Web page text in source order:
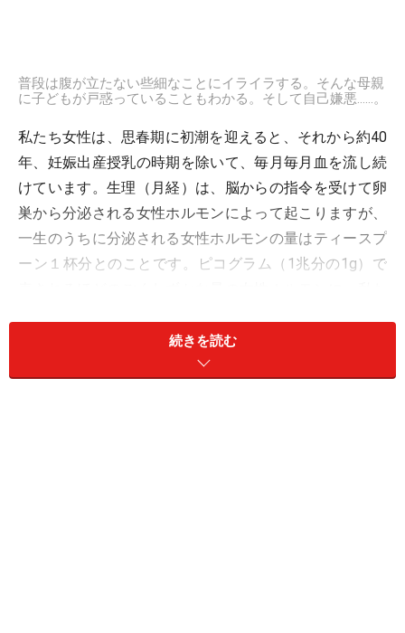
普段は腹が立たない些細なことにイライラする。そんな母親
に子どもが戸惑っていることもわかる。そして自己嫌悪……。
私たち女性は、思春期に初潮を迎えると、それから約40
年、妊娠出産授乳の時期を除いて、毎月毎月血を流し続
けています。生理（月経）は、脳からの指令を受けて卵
巣から分泌される女性ホルモンによって起こりますが、
一生のうちに分泌される女性ホルモンの量はティースプ
ーン１杯分とのことです。ピコグラム（1兆分の1g）で
生理のつらさは人によってそれぞれ。ほとんど変化を感
続きを読む